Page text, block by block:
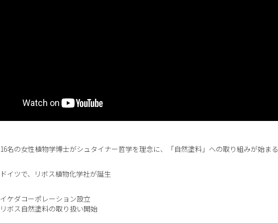
16名の女性植物学博士がシュタイナー哲学を理念に、「自然塗料」への取り組みが始まる
ドイツで、リボス植物化学社が誕生
イケダコーポレーション設立
リボス自然塗料の取り扱い開始